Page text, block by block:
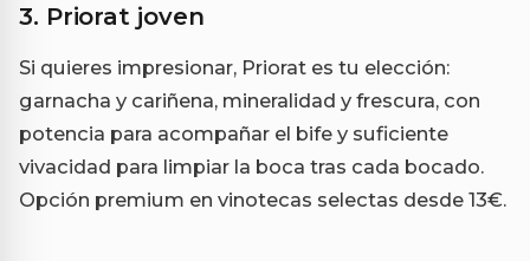
3. Priorat joven
Si quieres impresionar, Priorat es tu elección:
garnacha y cariñena, mineralidad y frescura, con
potencia para acompañar el bife y suficiente
vivacidad para limpiar la boca tras cada bocado.
Opción premium en vinotecas selectas desde 13€.